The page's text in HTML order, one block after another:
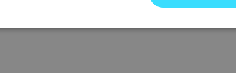
spuitbussen kunt u bij ons ook terecht voor